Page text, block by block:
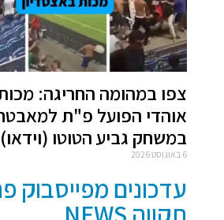
צפו במהומה החריגה:
אוהדי הפועל פ"ת
במשחק גביע הטוטו (וידאו)
6 באוגוסט 2026
עדכונים מפייסבוק
תקווה NEWS